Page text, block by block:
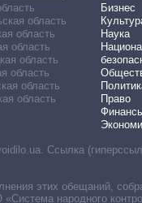
область
область
область
область
область
область
область
Бизнес
Наука
Право
Ссылка
этих обещаний,
народного